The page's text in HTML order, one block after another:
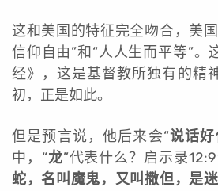
这和美国的特征完全吻合，美
信仰自由”和“人人生而平等”。
经》，这是基督教所独有的精
初，正是如此。
但是预言说，他后来会“说话
中，“龙”代表什么？启示录
蛇，名叫魔鬼，又叫撒但，是